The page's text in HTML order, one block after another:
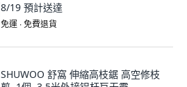
8/19 預計送達
免運 ∙ 免費退貨
SHUWOO 舒窩 伸縮高枝鋸 高空修枝